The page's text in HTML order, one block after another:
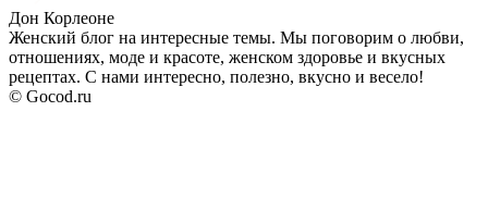
Дон Корлеоне
Женский блог на интересные темы. Мы поговорим о любви,
отношениях, моде и красоте, женском здоровье и вкусных
рецептах. С нами интересно, полезно, вкусно и весело!
© Gocod.ru